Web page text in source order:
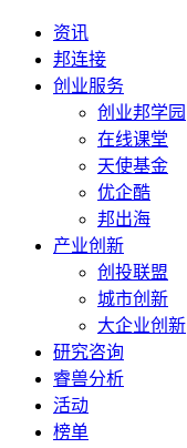
资讯
邦连接
创业服务
创业邦学园
在线课堂
天使基金
优企酷
邦出海
产业创新
创投联盟
城市创新
大企业创新
研究咨询
睿兽分析
活动
榜单